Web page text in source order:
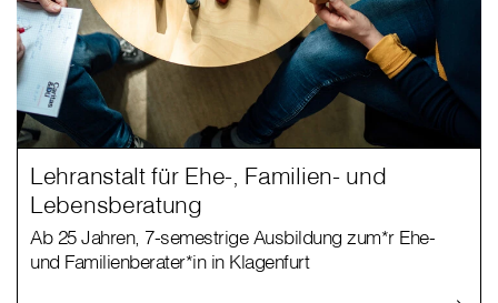
Lehranstalt für Ehe-, Familien- und
Lebensberatung
Ab 25 Jahren, 7-semestrige Ausbildung zum*r Ehe-
und Familienberater*in in Klagenfurt